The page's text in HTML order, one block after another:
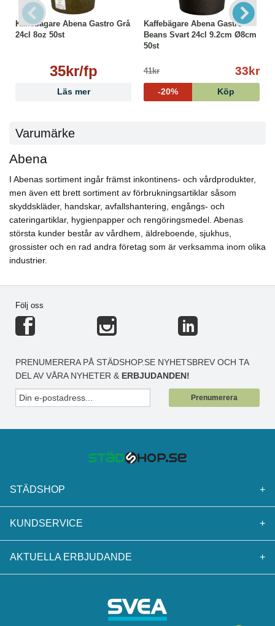
Kaffebägare Abena Gastro Grå
24cl 8oz 50st
35kr/fp
Läs mer
Kaffebägare Abena Gastro
Beans Svart 24cl 9.2cm Ø8cm
50st
41kr 33kr
-20% Köp
Varumärke
Abena
I Abenas sortiment ingår främst inkontinens- och vårdprodukter,
men även ett brett sortiment av förbrukningsartiklar såsom
skyddskläder, handskar, avfallshantering, engångs- och
cateringartiklar, hygienpapper och rengöringsmedel. Abenas
största kunder består av vårdhem, äldreboende, sjukhus,
grossister och en rad andra företag som är verksamma inom olika
industrier.
Följ oss
PRENUMERERA PÅ STÄDSHOP.SE NYHETSBREV OCH TA
DEL AV VÅRA NYHETER & ERBJUDANDEN!
Prenumerera
STÄDSHOP +
KUNDSERVICE +
AKTUELLA ERBJUDANDE +